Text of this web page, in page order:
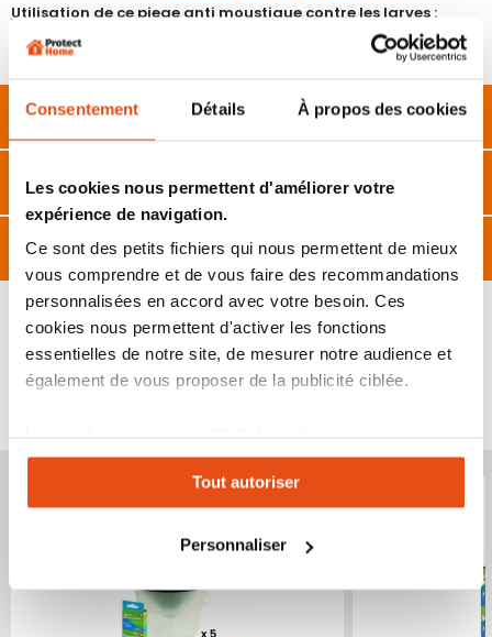
Consentement Détails À propos des cookies
Les cookies nous permettent d'améliorer votre
expérience de navigation.
Ce sont des petits fichiers qui nous permettent de mieux
vous comprendre et de vous faire des recommandations
personnalisées en accord avec votre besoin. Ces
cookies nous permettent d'activer les fonctions
essentielles de notre site, de mesurer notre audience et
également de vous proposer de la publicité ciblée.
expérience personnalisée sur notre site. Vous pouvez
changer votre choix à n'importe quel moment. Refuser
tous les cookies peut limiter certaines fonctionnalités.
Tout autoriser
Personnaliser
Utilisation de ce piege anti moustique contre les larves :
Utilisez ce piège pour exploiter efficacement le cycle biologique
du moustique tigre et l’éliminer avant qu’il ne devienne adulte.
Description
Caractéristiques
Avis
VOUS POURRIEZ ÉGALEMENT ÊTRE INTÉRESSÉ